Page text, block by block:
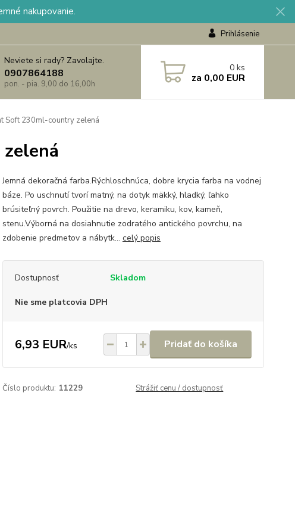
nakupovanie.
Prihlásenie
Neviete si rady? Zavolajte.
0907864188
pon. - pia. 9,00 do 16,00h
0 ks
za 0,00 EUR
Soft 230ml-country zelená
Jemná dekoračná farba.Rýchloschnúca, dobre krycia farba na vodnej
báze. Po uschnutí tvorí matný, na dotyk mäkký, hladký, ľahko
brúsiteľný povrch. Použitie na drevo, keramiku, kov, kameň,
stenu.Výborná na dosiahnutie zodratého antického povrchu, na
zdobenie predmetov a nábytk... celý popis
Dostupnosť Skladom
Nie sme platcovia DPH
6,93 EUR/ks Pridať do košíka
Číslo produktu: 11229 Strážiť cenu / dostupnosť